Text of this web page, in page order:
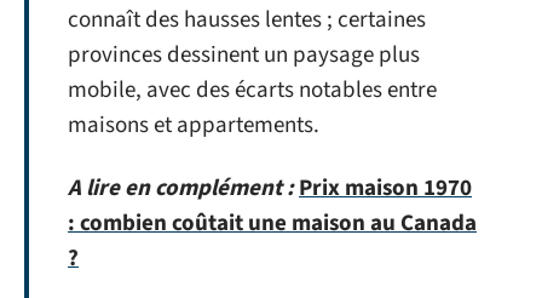
connaît des hausses lentes ; certaines
provinces dessinent un paysage plus
mobile, avec des écarts notables entre
maisons et appartements.
A lire en complément :Prix maison 1970
: combien coûtait une maison au Canada
?